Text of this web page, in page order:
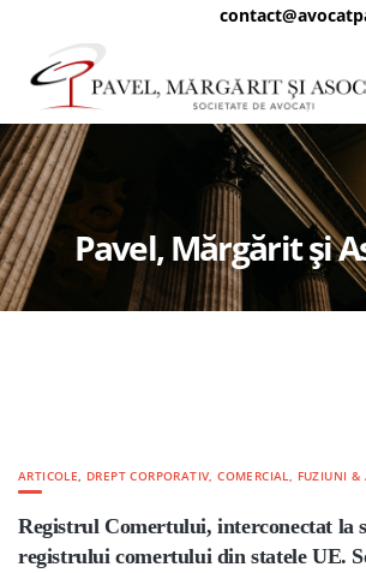
Pavel, Mărgărit și
ARTICOLE, DREPT CORPORATIV, COMERCIAL, FUZIUNI
Registrul Comertului, interconectat la
registrului comertului din statele UE.